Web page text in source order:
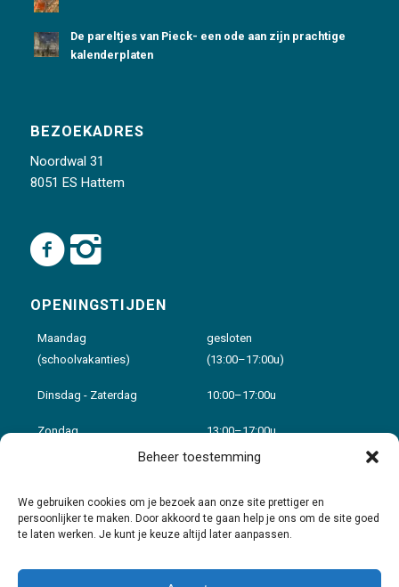
Beheer toestemming
We gebruiken cookies om je bezoek aan onze site prettiger en
persoonlijker te maken. Door akkoord te gaan help je ons om de site goed
te laten werken. Je kunt je keuze altijd later aanpassen.
De pareltjes van Pieck- een ode aan zijn prachtige
kalenderplaten
BEZOEKADRES
Noordwal 31
8051 ES Hattem
OPENINGSTIJDEN
Maandag
(schoolvakanties)
gesloten
(13:00–17:00u)
Dinsdag - Zaterdag 10:00–17:00u
Zondag 13:00–17:00u
Openingstijden